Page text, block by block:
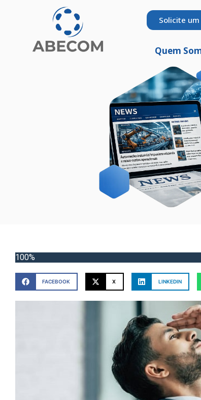
Solicite
Quem
100%
FACEBOOK X LINKEDIN